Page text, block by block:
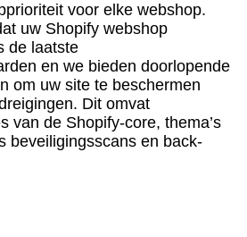
voor elke webshop.
uw Shopify webshop
de laatste
en we bieden doorlopende
om uw site te beschermen
Dit omvat
van de Shopify-core, thema’s
beveiligingsscans en back-